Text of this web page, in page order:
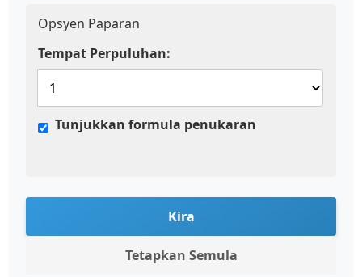
Opsyen Paparan
Tempat Perpuluhan:
Tunjukkan formula penukaran
Kira
Tetapkan Semula